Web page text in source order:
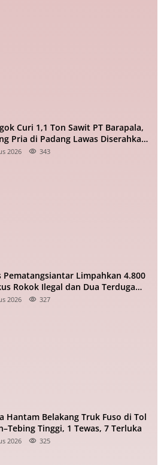
Curi 1,1 Ton Sawit PT Barapala,
Pria di Padang Lawas Diserahkan
2026 343
Pematangsiantar Limpahkan 4.800
Rokok Ilegal dan Dua Terduga
ke Bea Cukai
2026 327
Hantam Belakang Truk Fuso di Tol
Tinggi, 1 Tewas, 7 Terluka
2026 325